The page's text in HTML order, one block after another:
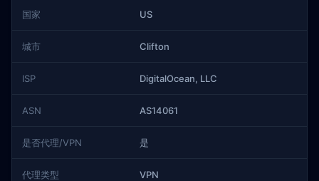
国家 US
城市 Clifton
ISP DigitalOcean, LLC
ASN AS14061
是否代理/VPN 是
代理类型 VPN